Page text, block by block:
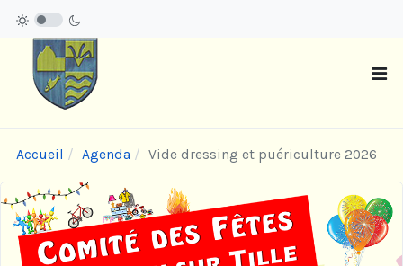
Accueil Agenda Vide dressing et puériculture 2026